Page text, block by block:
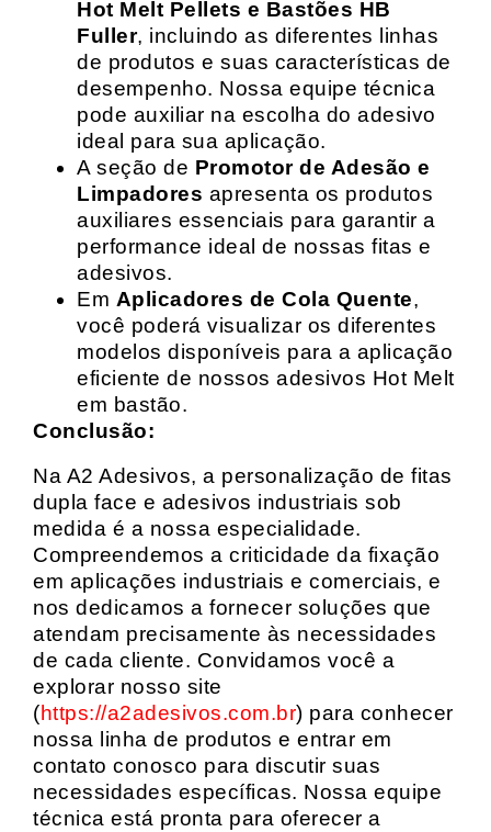
Hot Melt Pellets e Bastões HB
Fuller, incluindo as diferentes linhas
de produtos e suas características de
desempenho. Nossa equipe técnica
pode auxiliar na escolha do adesivo
ideal para sua aplicação.
A seção de Promotor de Adesão e
Limpadores apresenta os produtos
auxiliares essenciais para garantir a
performance ideal de nossas fitas e
adesivos.
Em Aplicadores de Cola Quente,
você poderá visualizar os diferentes
modelos disponíveis para a aplicação
eficiente de nossos adesivos Hot Melt
em bastão.
Conclusão:
Na A2 Adesivos, a personalização de fitas
dupla face e adesivos industriais sob
medida é a nossa especialidade.
Compreendemos a criticidade da fixação
em aplicações industriais e comerciais, e
nos dedicamos a fornecer soluções que
atendam precisamente às necessidades
de cada cliente. Convidamos você a
explorar nosso site
(https://a2adesivos.com.br) para conhecer
nossa linha de produtos e entrar em
contato conosco para discutir suas
necessidades específicas. Nossa equipe
técnica está pronta para oferecer a